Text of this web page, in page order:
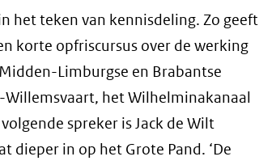
het teken van kennisdeling. Zo geeft
korte opfriscursus over de werking
Limburgse en Brabantse
het Wilhelminakanaal
spreker is Jack de Wilt
dieper in op het Grote Pand. ‘De